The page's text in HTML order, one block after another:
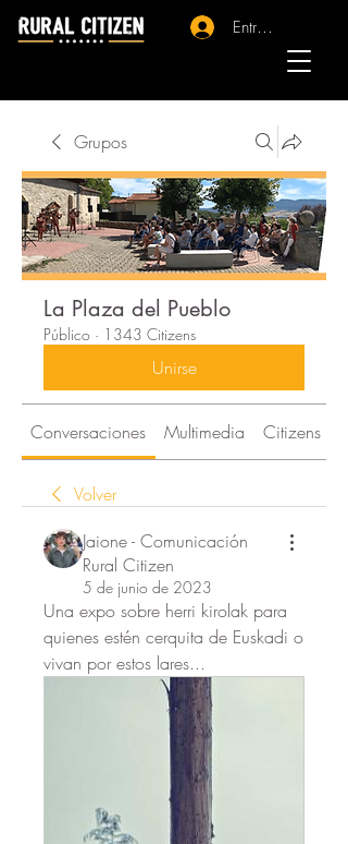
Entrar - Registro
Grupos
La Plaza del Pueblo
Público · 1343 Citizens
Unirse
Conversaciones Multimedia Citizens
Volver
Jaione - Comunicación
Rural Citizen
5 de junio de 2023
Una expo sobre herri kirolak para
quienes estén cerquita de Euskadi o
vivan por estos lares...